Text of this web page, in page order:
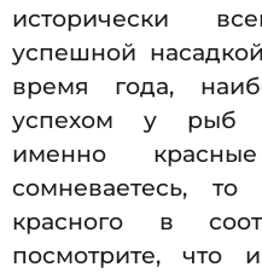
исторически
успешной
время года,
успехом у рыб
именно
сомневаетесь,
красного в
посмотрите, что